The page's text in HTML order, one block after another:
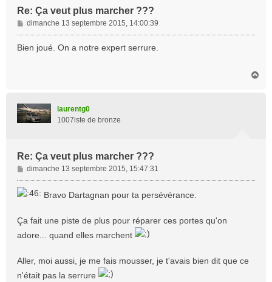
Re: Ça veut plus marcher ???
M
e
s
dimanche 13 septembre 2015, 14:00:39
Bien joué. On a notre expert serrure.
laurentg0
1007iste de bronze
Re: Ça veut plus marcher ???
M
e
s
g
e
dimanche 13 septembre 2015, 15:47:31
Bravo Dartagnan pour ta persévérance.
Ça fait une piste de plus pour réparer ces portes qu'on
adore... quand elles marchent
Aller, moi aussi, je me fais mousser, je t'avais bien dit que ce
n'était pas la serrure